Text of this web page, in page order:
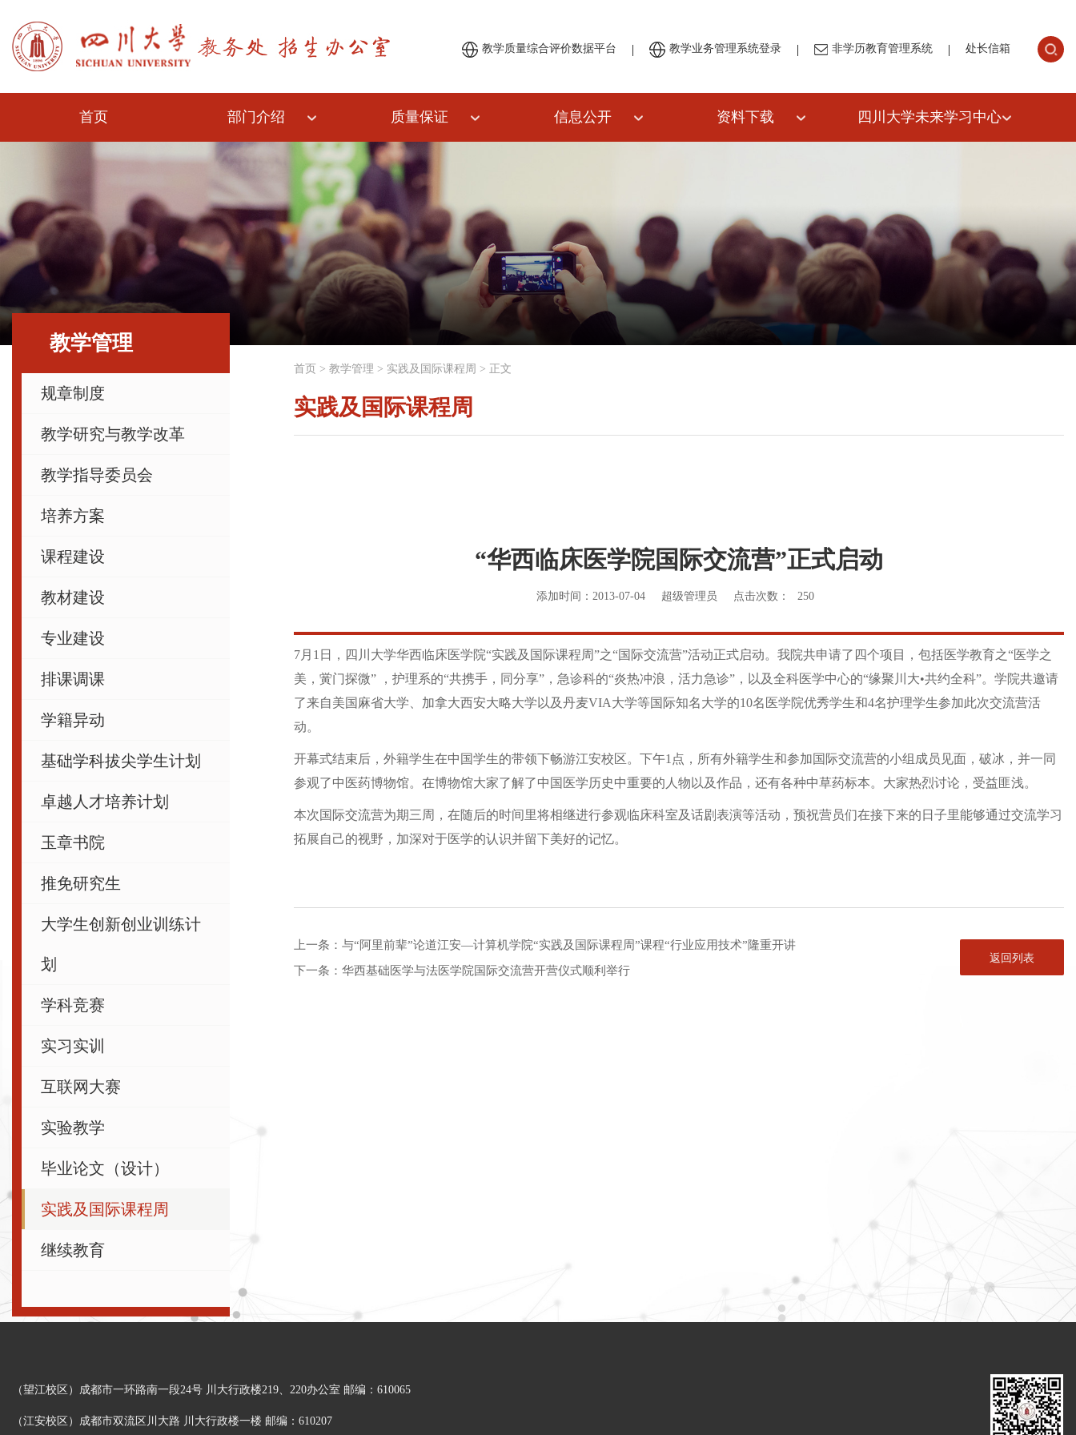
教学质量综合评价数据平台 | 教学业务管理系统登录 | 非学历教育管理系统 | 处长信箱
首页 部门介绍 质量保证 信息公开 资料下载 四川大学未来学习中心
教学管理
规章制度
教学研究与教学改革
教学指导委员会
培养方案
课程建设
教材建设
专业建设
排课调课
学籍异动
基础学科拔尖学生计划
卓越人才培养计划
玉章书院
推免研究生
大学生创新创业训练计
划
学科竞赛
实习实训
互联网大赛
实验教学
毕业论文（设计）
实践及国际课程周
继续教育
首页 > 教学管理 > 实践及国际课程周 > 正文
实践及国际课程周
“华西临床医学院国际交流营”正式启动
添加时间：2013-07-04 超级管理员 点击次数： 250
7月1日，四川大学华西临床医学院“实践及国际课程周”之“国际交流营”活动正式启动。我院共申请了四个项目，包括医学教育之“医学之
美，黉门探微” ，护理系的“共携手，同分享”，急诊科的“炎热冲浪，活力急诊”，以及全科医学中心的“缘聚川大•共约全科”。学院共邀请
了来自美国麻省大学、加拿大西安大略大学以及丹麦VIA大学等国际知名大学的10名医学院优秀学生和4名护理学生参加此次交流营活
动。
开幕式结束后，外籍学生在中国学生的带领下畅游江安校区。下午1点，所有外籍学生和参加国际交流营的小组成员见面，破冰，并一同
参观了中医药博物馆。在博物馆大家了解了中国医学历史中重要的人物以及作品，还有各种中草药标本。大家热烈讨论，受益匪浅。
本次国际交流营为期三周，在随后的时间里将相继进行参观临床科室及话剧表演等活动，预祝营员们在接下来的日子里能够通过交流学习
拓展自己的视野，加深对于医学的认识并留下美好的记忆。
上一条： 与“阿里前辈”论道江安—计算机学院“实践及国际课程周”课程“行业应用技术”隆重开讲
下一条： 华西基础医学与法医学院国际交流营开营仪式顺利举行
返回列表
（望江校区）成都市一环路南一段24号 川大行政楼219、220办公室 邮编：610065
（江安校区）成都市双流区川大路 川大行政楼一楼 邮编：610207